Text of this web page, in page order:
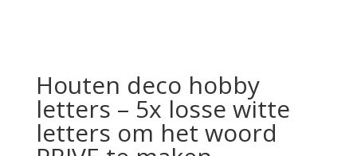
Houten deco hobby
letters – 5x losse witte
letters om het woord